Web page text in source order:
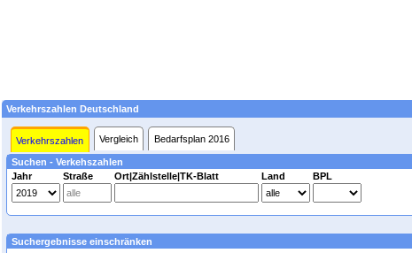
Verkehrszahlen Deutschland
Verkehrszahlen Vergleich Bedarfsplan 2016
Suchen - Verkehszahlen
Jahr
Straße Ort|Zählstelle|TK-Blatt Land BPL
Suchergebnisse einschränken